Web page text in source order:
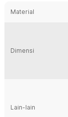
sementara mode
bunga, serangga,
Dilengkapi
lensa ED (Extra-
distorsi dan
HD Optical
refleksi di bawah
Desain Kuat dan
Bodi lensa terbuat
Material
Dimensi
Lain-lain